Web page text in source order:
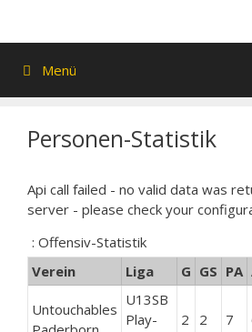
Menü
Personen-Statistik
Api call failed - no valid data was
server - please check your
: Offensiv-Statistik
Verein
Liga G GS PA
Untouchables
U13SB
Play-
2 2 7